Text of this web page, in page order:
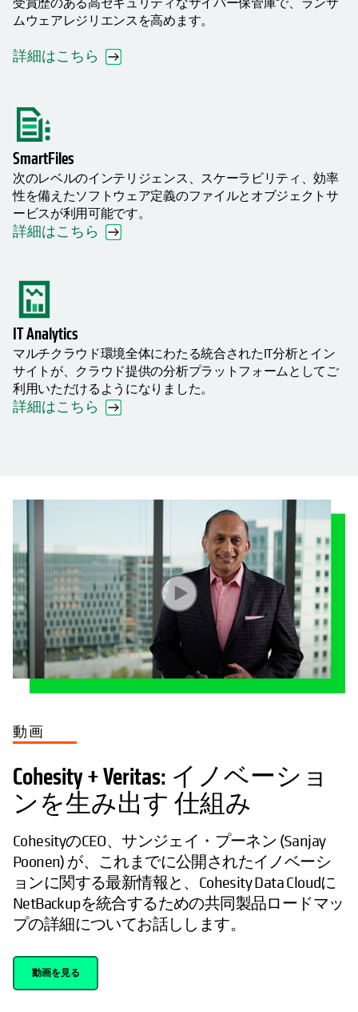
ムウェアレジリエンスを高めます。
詳細はこちら
SmartFiles
次のレベルのインテリジェンス、スケーラビリティ、効率
性を備えたソフトウェア定義のファイルとオブジェクトサ
ービスが利用可能です。
詳細はこちら
IT Analytics
マルチクラウド環境全体にわたる統合されたIT分析とイン
サイトが、クラウド提供の分析プラットフォームとしてご
利用いただけるようになりました。
詳細はこちら
動画
Cohesity + Veritas: イノベーショ
ンを生み出す 仕組み
CohesityのCEO、サンジェイ・プーネン (Sanjay
Poonen) が、これまでに公開されたイノベーシ
ョンに関する最新情報と、Cohesity Data Cloudに
NetBackupを統合するための共同製品ロードマッ
プの詳細についてお話しします。
動画を見る